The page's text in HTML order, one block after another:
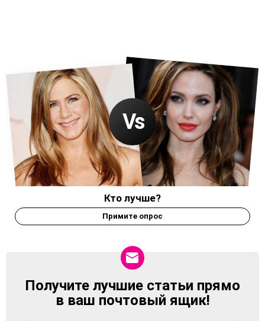
Кто лучше?
Примите опрос
NEWSLETTER
Получите лучшие статьи прямо
в ваш почтовый ящик!